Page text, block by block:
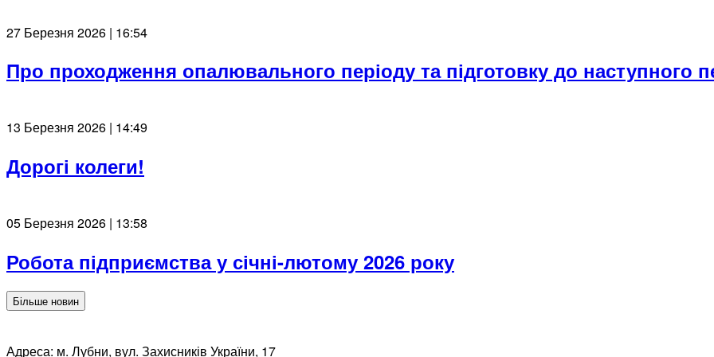
27 Березня 2026 | 16:54
Про проходження опалювального періоду та підготовку до наступного
13 Березня 2026 | 14:49
Дорогі колеги!
05 Березня 2026 | 13:58
Робота підприємства у січні-лютому 2026 року
Більше новин
Адреса: м. Лубни, вул. Захисників України, 17